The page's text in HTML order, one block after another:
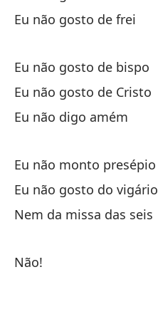
Eu não gosto de frei
Eu não gosto de bispo
Eu não gosto de Cristo
Eu não digo amém
Eu não monto presépio
Eu não gosto do vigário
Nem da missa das seis
Não!